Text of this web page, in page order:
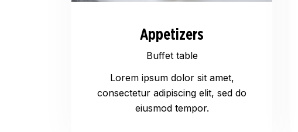
Appetizers
Buffet table
Lorem ipsum dolor sit amet,
consectetur adipiscing elit, sed do
eiusmod tempor.